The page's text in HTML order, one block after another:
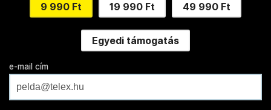
9 990 Ft 19 990 Ft 49 990 Ft
Egyedi támogatás
e-mail cím